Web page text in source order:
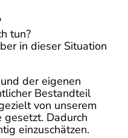
tun?
in dieser Situation
der eigenen
Bestandteil
von unserem
Dadurch
einzuschätzen.